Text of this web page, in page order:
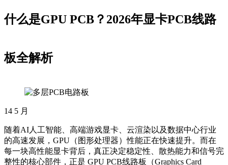
什么是GPU PCB？2026年显卡PCB线路
板全解析
14 5 月
随着AI人工智能、高端游戏显卡、云渲染以及数据中心行业
的高速发展，GPU（图形处理器）性能正在快速提升。而在
每一块高性能显卡背后，真正决定稳定性、散热能力和信号完
整性的核心部件，正是 GPU PCB线路板（Graphics Card